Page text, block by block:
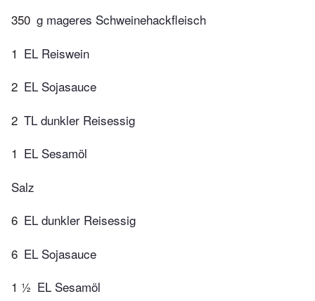
350 g mageres Schweinehackfleisch
1 EL Reiswein
2 EL Sojasauce
2 TL dunkler Reisessig
1 EL Sesamöl
Salz
6 EL dunkler Reisessig
6 EL Sojasauce
1 ½ EL Sesamöl